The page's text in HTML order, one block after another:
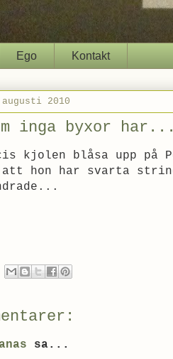
Ego Kontakt
2010
inga byxor har...
kjolen blåsa upp på
att hon har svarta
sa...